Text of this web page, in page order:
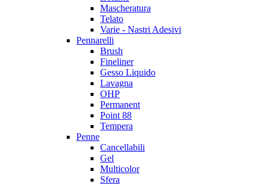
Mascheratura
Telato
Varie - Nastri Adesivi
Pennarelli
Brush
Fineliner
Gesso Liquido
Lavagna
OHP
Permanent
Point 88
Tempera
Penne
Cancellabili
Gel
Multicolor
Sfera